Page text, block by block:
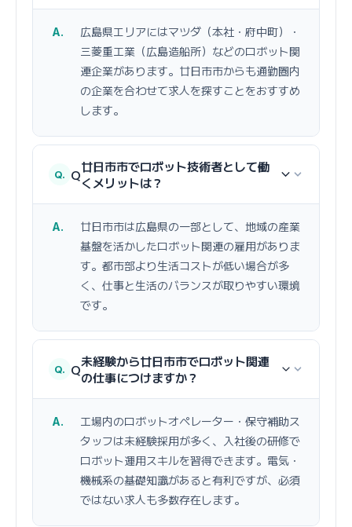
広島県エリアにはマツダ（本社・府中町）・
三菱重工業（広島造船所）などのロボット関
連企業があります。廿日市市からも通勤圏内
の企業を合わせて求人を探すことをおすすめ
します。
Q廿日市市でロボット技術者として働
くメリットは？
廿日市市は広島県の一部として、地域の産業
基盤を活かしたロボット関連の雇用がありま
す。都市部より生活コストが低い場合が多
く、仕事と生活のバランスが取りやすい環境
です。
Q未経験から廿日市市でロボット関連
の仕事につけますか？
工場内のロボットオペレーター・保守補助ス
タッフは未経験採用が多く、入社後の研修で
ロボット運用スキルを習得できます。電気・
機械系の基礎知識があると有利ですが、必須
ではない求人も多数存在します。